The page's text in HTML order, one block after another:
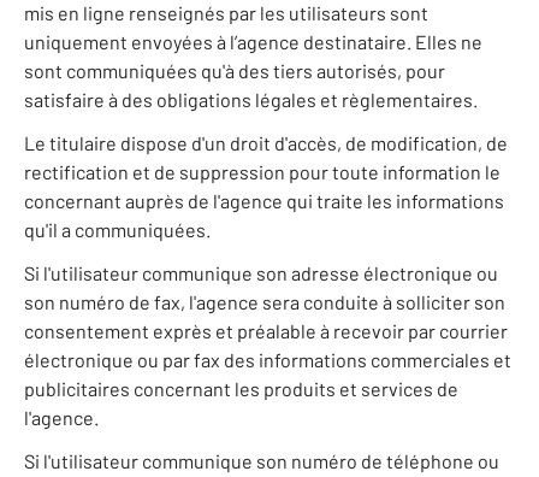
mis en ligne renseignés par les utilisateurs sont
uniquement envoyées à l’agence destinataire. Elles ne
sont communiquées qu'à des tiers autorisés, pour
satisfaire à des obligations légales et règlementaires.
Le titulaire dispose d'un droit d'accès, de modification, de
rectification et de suppression pour toute information le
concernant auprès de l'agence qui traite les informations
qu'il a communiquées.
Si l'utilisateur communique son adresse électronique ou
son numéro de fax, l'agence sera conduite à solliciter son
consentement exprès et préalable à recevoir par courrier
électronique ou par fax des informations commerciales et
publicitaires concernant les produits et services de
l'agence.
Si l'utilisateur communique son numéro de téléphone ou